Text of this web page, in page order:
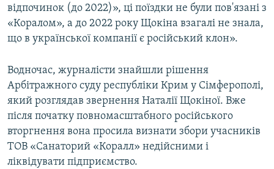
відпочинок (до 2022)», ці поїздки не були пов'язані з
«Коралом», а до 2022 року Щокіна взагалі не знала,
що в української компанії є російський клон».
Водночас, журналісти знайшли рішення
Арбітражного суду республіки Крим у Сімферополі,
який розглядав звернення Наталії Щокіної. Вже
після початку повномасштабного російського
вторгнення вона просила визнати збори учасників
ТОВ «Санаторий «Коралл» недійсними і
ліквідувати підприємство.